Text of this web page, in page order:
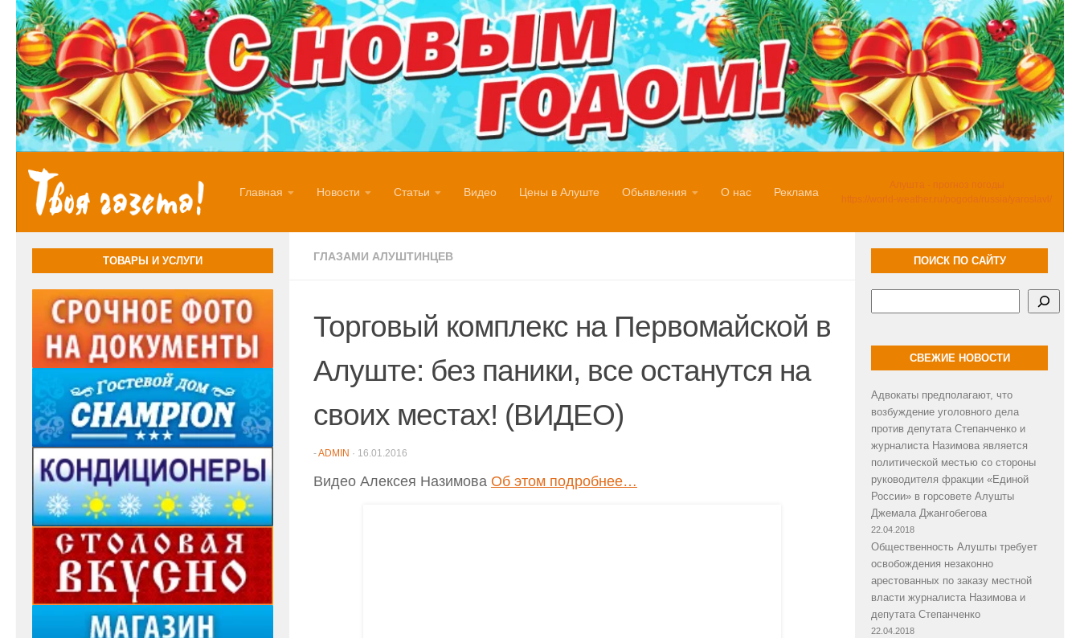
Перейти к содержимому
Главная Новости Статьи Видео Цены в Алуште Обьявления О нас Реклама
Алушта - прогноз погоды
https://world-weather.ru/pogoda/russia/yaroslavl/
ГЛАЗАМИ АЛУШТИНЦЕВ
Торговый комплекс на Первомайской в
Алуште: без паники, все останутся на
своих местах! (ВИДЕО)
-ADMIN · 16.01.2016
Видео Алексея Назимова Об этом подробнее…
ТОВАРЫ И УСЛУГИ ПОИСК ПО САЙТУ
СВЕЖИЕ НОВОСТИ
Адвокаты предполагают, что
возбуждение уголовного дела
против депутата Степанченко и
журналиста Назимова является
политической местью со стороны
руководителя фракции «Единой
России» в горсовете Алушты
Джемала Джангобегова
22.04.2018
Общественность Алушты требует
освобождения незаконно
арестованных по заказу местной
власти журналиста Назимова и
депутата Степанченко
22.04.2018